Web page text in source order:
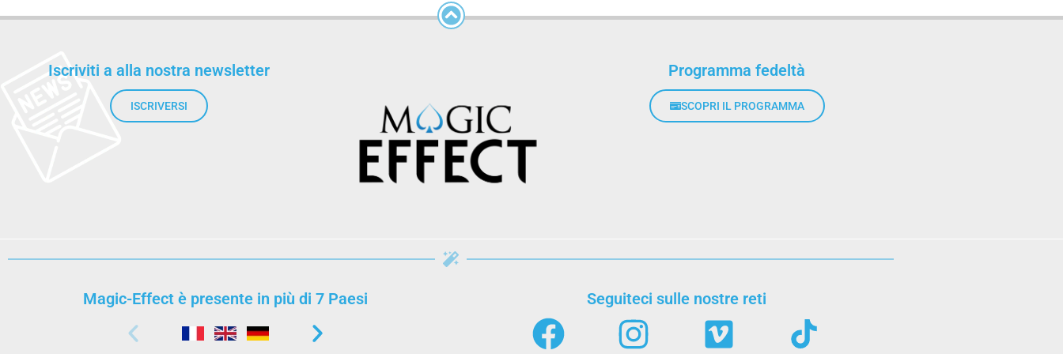
Iscriviti a alla nostra newsletter
ISCRIVERSI
Programma fedeltà
SCOPRI IL PROGRAMMA
Magic-Effect è presente in più di 7 Paesi Seguiteci sulle nostre reti